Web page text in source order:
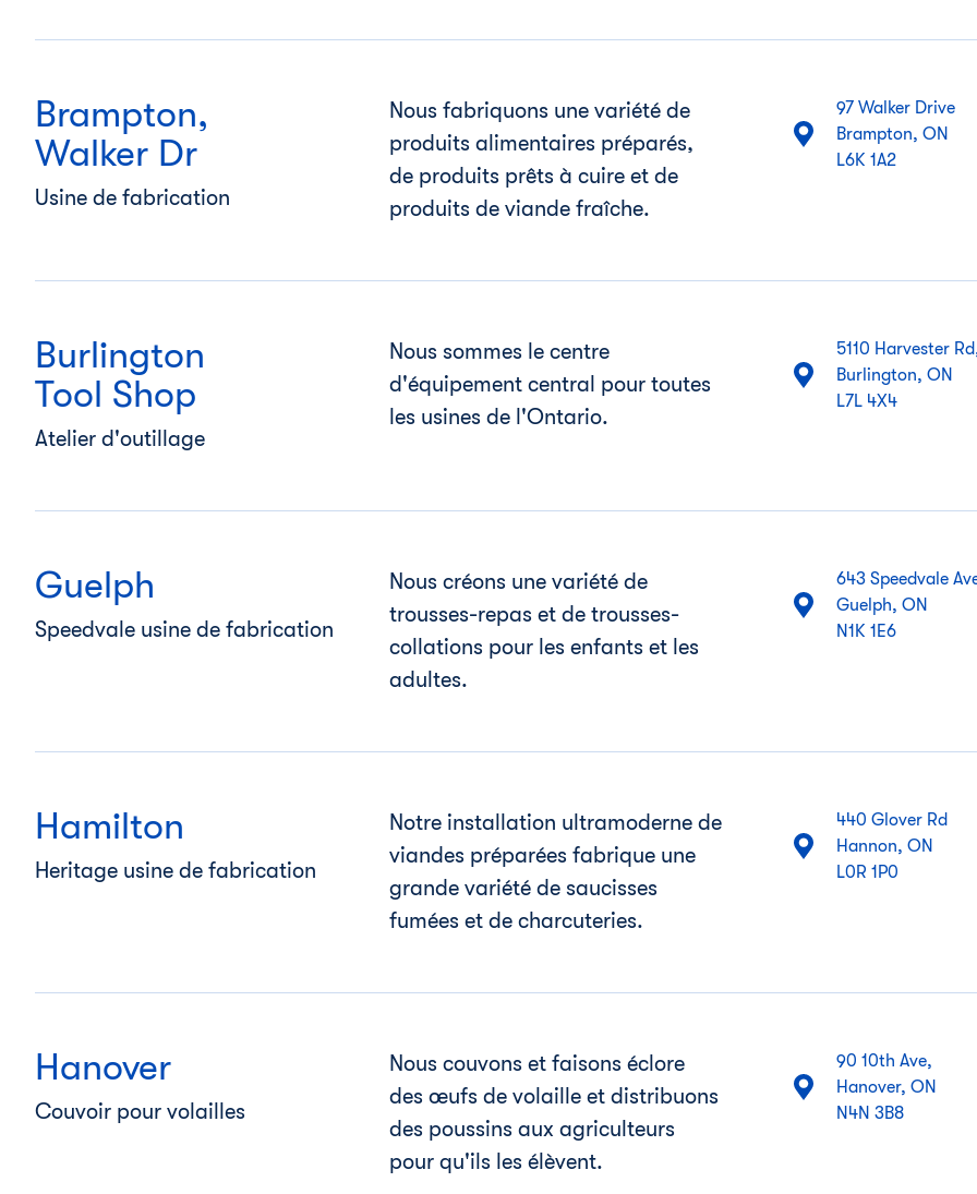
Brampton,
Walker Dr
Usine de fabrication
Nous fabriquons une variété de
produits alimentaires préparés,
de produits prêts à cuire et de
produits de viande fraîche.
97 Walker Drive
Brampton, ON
L6K 1A2
Burlington
Tool Shop
Atelier d'outillage
Nous sommes le centre
d'équipement central pour toutes
les usines de l'Ontario.
5110 Harvester
Burlington, ON
L7L 4X4
Guelph
Speedvale usine de fabrication
Nous créons une variété de
trousses-repas et de trousses-
collations pour les enfants et les
adultes.
643 Speedvale
Guelph, ON
N1K 1E6
Hamilton
Heritage usine de fabrication
Notre installation ultramoderne de
viandes préparées fabrique une
grande variété de saucisses
fumées et de charcuteries.
440 Glover Rd
Hannon, ON
L0R 1P0
Hanover
Couvoir pour volailles
Nous couvons et faisons éclore
des œufs de volaille et distribuons
des poussins aux agriculteurs
pour qu'ils les élèvent.
90 10th Ave,
Hanover, ON
N4N 3B8